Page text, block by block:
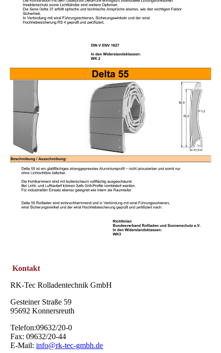
Kontakt
RK-Tec Rolladentechnik GmbH
Gesteiner Straße 59
95692 Konnersreuth
Telefon:09632/20-0
Fax: 09632/20-44
E-Mail: info@rk-tec-gmbh.de